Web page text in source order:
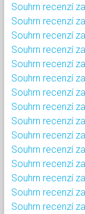
Souhrn recenzí
Souhrn recenzí
Souhrn recenzí
Souhrn recenzí
Souhrn recenzí
Souhrn recenzí
Souhrn recenzí
Souhrn recenzí
Souhrn recenzí
Souhrn recenzí
Souhrn recenzí
Souhrn recenzí
Souhrn recenzí
Souhrn recenzí
Souhrn recenzí